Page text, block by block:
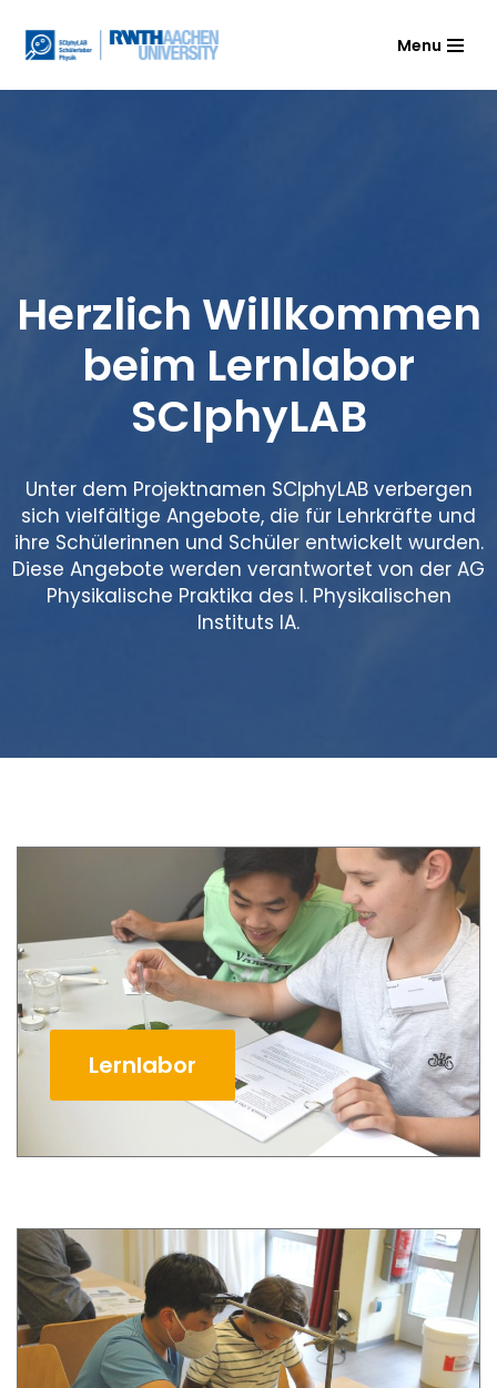
Zum
Inhalt
Menu
Herzlich Willkommen
beim Lernlabor
SCIphyLAB
Unter dem Projektnamen SCIphyLAB verbergen
sich vielfältige Angebote, die für Lehrkräfte und
ihre Schülerinnen und Schüler entwickelt wurden.
Diese Angebote werden verantwortet von der AG
Physikalische Praktika des I. Physikalischen
Instituts IA.
Lernlabor